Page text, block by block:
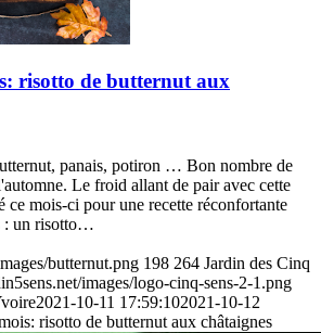
risotto de butternut aux
panais, potiron … Bon nombre de
Le froid allant de pair avec cette
ce mois-ci pour une recette réconfortante
: un risotto…
butternut.png 198 264 Jardin des Cinq
images/logo-cinq-sens-2-1.png
2021-10-11 17:59:102021-10-12
risotto de butternut aux châtaignes